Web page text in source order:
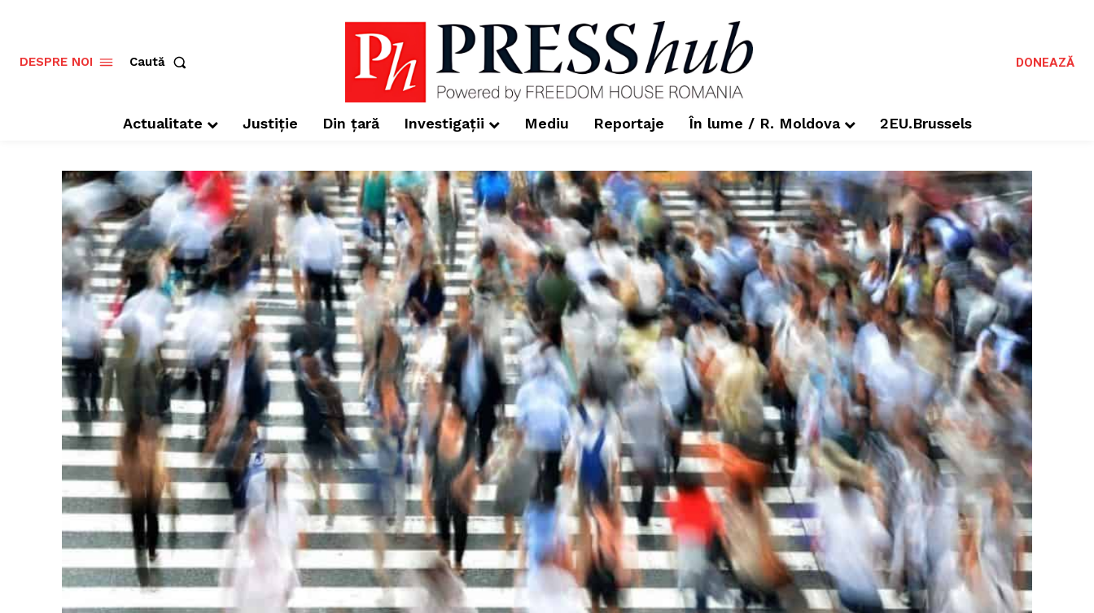
DESPRE NOI Caută DONEAZĂ
Actualitate Justiție Din țară Investigații Mediu Reportaje În lume / R. Moldova 2EU.Brussels